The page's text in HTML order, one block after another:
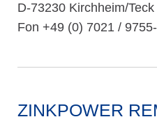
D-73230 Kirchheim/Teck
Fon +49 (0) 7021 /
ZINKPOWER